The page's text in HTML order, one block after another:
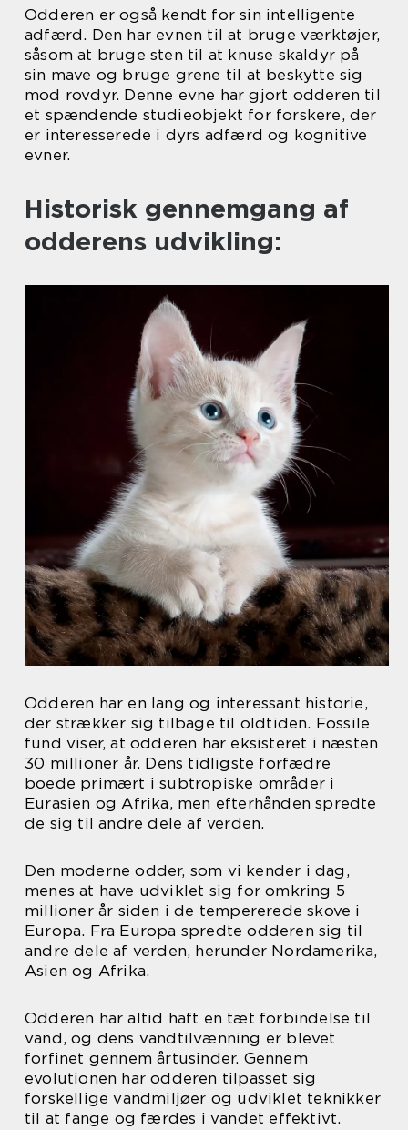
Odderen er også kendt for sin intelligente
adfærd. Den har evnen til at bruge værktøjer,
såsom at bruge sten til at knuse skaldyr på
sin mave og bruge grene til at beskytte sig
mod rovdyr. Denne evne har gjort odderen til
et spændende studieobjekt for forskere, der
er interesserede i dyrs adfærd og kognitive
evner.
Historisk gennemgang af
odderens udvikling:
Odderen har en lang og interessant historie,
der strækker sig tilbage til oldtiden. Fossile
fund viser, at odderen har eksisteret i næsten
30 millioner år. Dens tidligste forfædre
boede primært i subtropiske områder i
Eurasien og Afrika, men efterhånden spredte
de sig til andre dele af verden.
Den moderne odder, som vi kender i dag,
menes at have udviklet sig for omkring 5
millioner år siden i de tempererede skove i
Europa. Fra Europa spredte odderen sig til
andre dele af verden, herunder Nordamerika,
Asien og Afrika.
Odderen har altid haft en tæt forbindelse til
vand, og dens vandtilvænning er blevet
forfinet gennem årtusinder. Gennem
evolutionen har odderen tilpasset sig
forskellige vandmiljøer og udviklet teknikker
til at fange og færdes i vandet effektivt.